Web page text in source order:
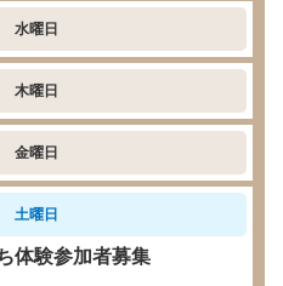
水曜日
木曜日
金曜日
土曜日
体験参加者募集